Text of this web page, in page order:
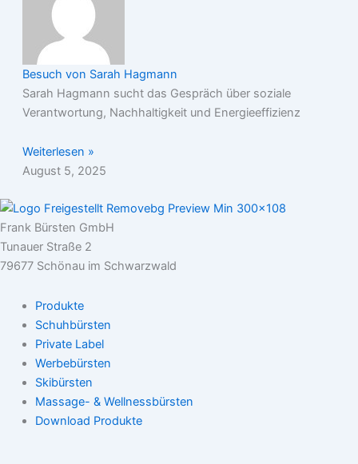
Besuch von Sarah Hagmann
Sarah Hagmann sucht das Gespräch über soziale
Verantwortung, Nachhaltigkeit und Energieeffizienz
Weiterlesen »
August 5, 2025
Frank Bürsten GmbH
Tunauer Straße 2
79677 Schönau im Schwarzwald
Produkte
Schuhbürsten
Private Label
Werbebürsten
Skibürsten
Massage- & Wellnessbürsten
Download Produkte